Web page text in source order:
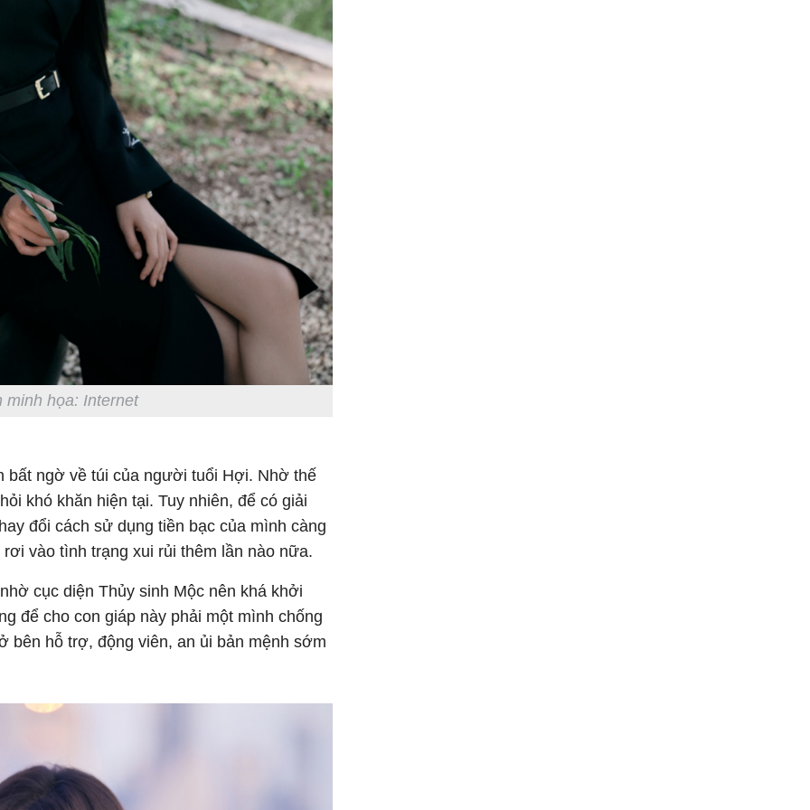
minh họa: Internet
bất ngờ về túi của người tuổi Hợi. Nhờ thế
khó khăn hiện tại. Tuy nhiên, để có giải
đổi cách sử dụng tiền bạc của mình càng
vào tình trạng xui rủi thêm lần nào nữa.
cục diện Thủy sinh Mộc nên khá khởi
để cho con giáp này phải một mình chống
bên hỗ trợ, động viên, an ủi bản mệnh sớm